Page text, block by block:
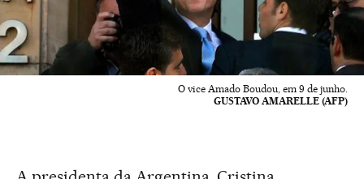
O vice Amado Boudou, em 9 de junho.
GUSTAVO AMARELLE (AFP)